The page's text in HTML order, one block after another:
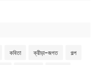
কবিতা ক্রীড়া-জগত গল্প